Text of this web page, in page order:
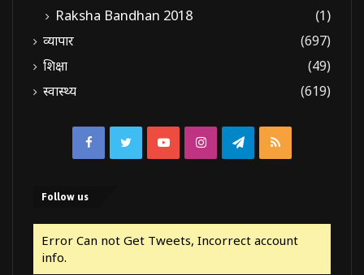
Raksha Bandhan 2018
(1)
व्यापार
(697)
शिक्षा
(49)
स्वास्थ्य
(619)
FacebookTwitterYouTubeInstagramTelegram
RSS
Follow us
Error Can not Get Tweets, Incorrect account
info.